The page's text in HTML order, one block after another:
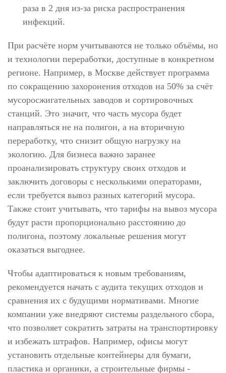
раза в 2 дня из-за риска распространения
инфекций.
При расчёте норм учитываются не только объёмы, но
и технологии переработки, доступные в конкретном
регионе. Например, в Москве действует программа
по сокращению захоронения отходов на 50% за счёт
мусоросжигательных заводов и сортировочных
станций. Это значит, что часть мусора будет
направляться не на полигон, а на вторичную
переработку, что снизит общую нагрузку на
экологию. Для бизнеса важно заранее
проанализировать структуру своих отходов и
заключить договоры с несколькими операторами,
если требуется вывоз разных категорий мусора.
Также стоит учитывать, что тарифы на вывоз мусора
будут расти пропорционально расстоянию до
полигона, поэтому локальные решения могут
оказаться выгоднее.
Чтобы адаптироваться к новым требованиям,
рекомендуется начать с аудита текущих отходов и
сравнения их с будущими нормативами. Многие
компании уже внедряют системы раздельного сбора,
что позволяет сократить затраты на транспортировку
и избежать штрафов. Например, офисы могут
установить отдельные контейнеры для бумаги,
пластика и органики, а строительные фирмы -